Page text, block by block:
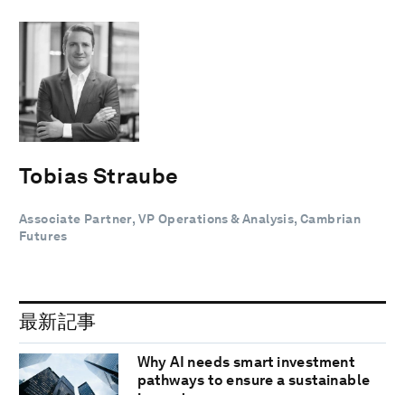
Tobias Straube
Associate Partner, VP Operations & Analysis, Cambrian
Futures
最新記事
Why AI needs smart investment
pathways to ensure a sustainable